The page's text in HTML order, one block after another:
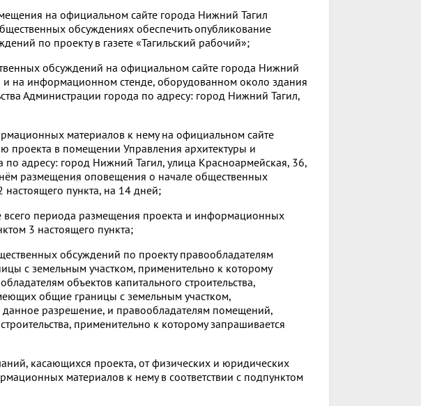
на официальном сайте города Нижний Тагил
обсуждениях обеспечить опубликование
по проекту в газете «Тагильский рабочий»;
обсуждений на официальном сайте города Нижний
и на информационном стенде, оборудованном около здания
Администрации города по адресу: город Нижний Тагил,
материалов к нему на официальном сайте
проекта в помещении Управления архитектуры и
по адресу: город Нижний Тагил, улица Красноармейская, 36,
размещения оповещения о начале общественных
настоящего пункта, на 14 дней;
всего периода размещения проекта и информационных
3 настоящего пункта;
обсуждений по проекту правообладателям
с земельным участком, применительно к которому
объектов капитального строительства,
общие границы с земельным участком,
разрешение, и правообладателям помещений,
применительно к которому запрашивается
касающихся проекта, от физических и юридических
материалов к нему в соответствии с подпунктом